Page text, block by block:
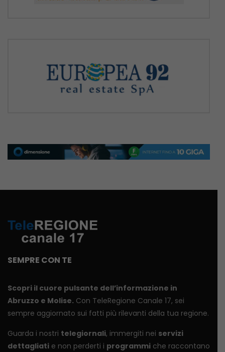
SEMPRE CON TE
Scopri il cuore pulsante dell’informazione in
Abruzzo e Molise. Con TeleRegione Canale 17, sei
sempre aggiornato sui fatti più rilevanti della tua regione.
Guarda i nostri telegiornali, immergiti nei servizi
dettagliati e non perderti i programmi che raccontano